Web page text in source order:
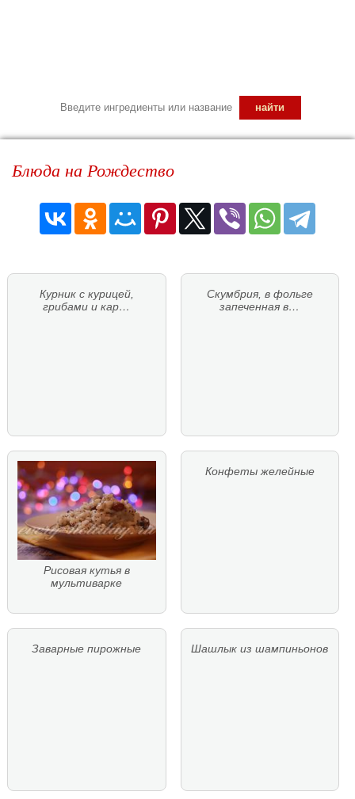
Блюда на Рождество
Курник с курицей,
грибами и кар…
Скумбрия, в фольге
запеченная в…
Рисовая кутья в
мультиварке
Конфеты желейные
Заварные пирожные Шашлык из шампиньонов